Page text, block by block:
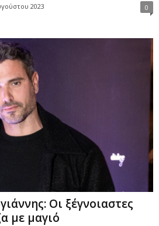
2023 0
Οι ξέγνοιαστες
με μαγιό